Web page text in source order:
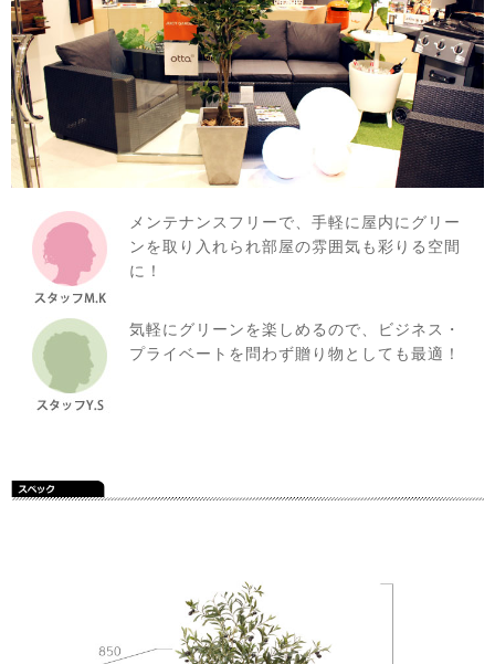
メンテナンスフリーで、手軽に屋内にグリー
ンを取り入れられ部屋の雰囲気も彩りる空間
に！
気軽にグリーンを楽しめるので、ビジネス・
プライベートを問わず贈り物としても最適！